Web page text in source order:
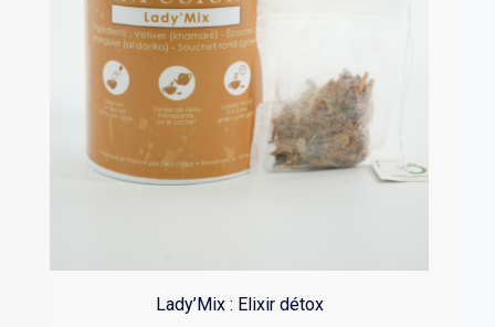
Lady’Mix : Elixir détox